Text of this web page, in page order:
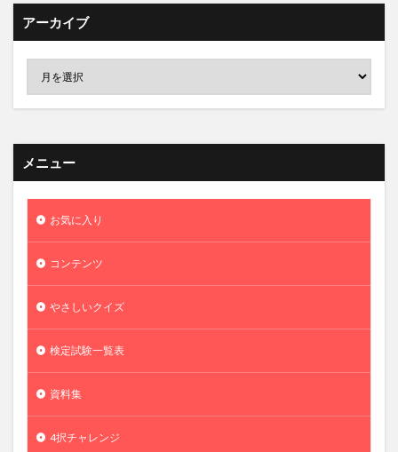
アーカイブ
メニュー
お気に入り
コンテンツ
やさしいクイズ
検定試験一覧表
資料集
4択チャレンジ